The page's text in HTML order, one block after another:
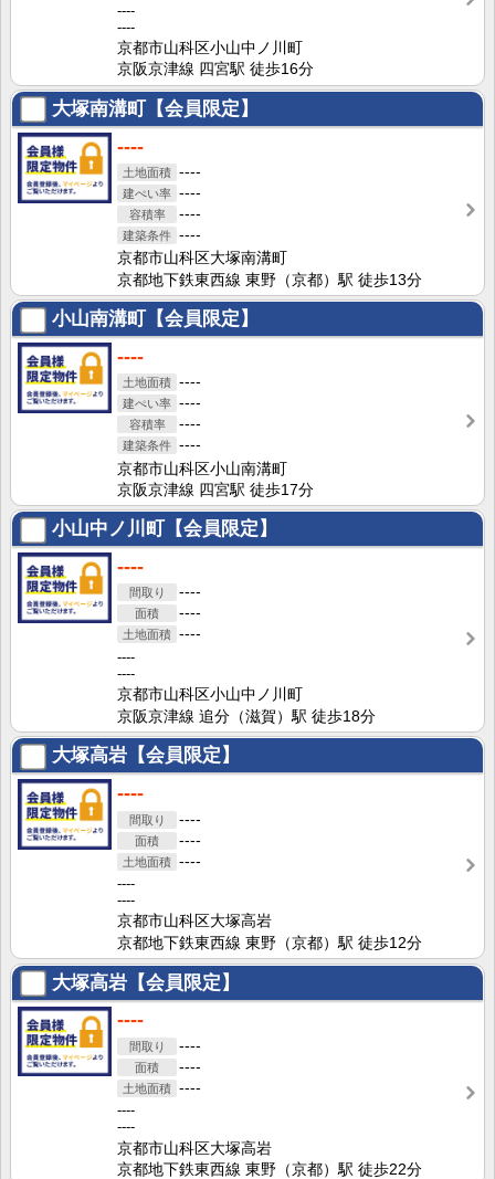
----
----
京都市山科区小山中ノ川町
京阪京津線 四宮駅 徒歩16分
大塚南溝町【会員限定】
----
----
----
----
----
京都市山科区大塚南溝町
京都地下鉄東西線 東野（京都）駅 徒歩13分
小山南溝町【会員限定】
----
----
----
----
----
京都市山科区小山南溝町
京阪京津線 四宮駅 徒歩17分
小山中ノ川町【会員限定】
----
----
----
----
----
----
京都市山科区小山中ノ川町
京阪京津線 追分（滋賀）駅 徒歩18分
大塚高岩【会員限定】
----
----
----
----
----
----
京都市山科区大塚高岩
京都地下鉄東西線 東野（京都）駅 徒歩12分
大塚高岩【会員限定】
----
----
----
----
----
----
京都市山科区大塚高岩
京都地下鉄東西線 東野（京都）駅 徒歩22分